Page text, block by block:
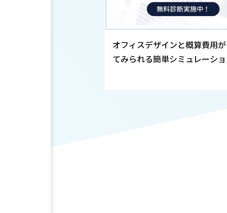
オフィスデザインと概算費用
てみられる簡単シミュレーシ